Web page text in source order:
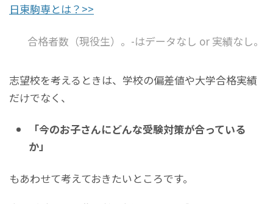
日東駒専とは？>>
合格者数（現役生）。-はデータなし or 実績なし。
志望校を考えるときは、学校の偏差値や大学合格実績
だけでなく、
「今のお子さんにどんな受験対策が合っている
か」
もあわせて考えておきたいところです。